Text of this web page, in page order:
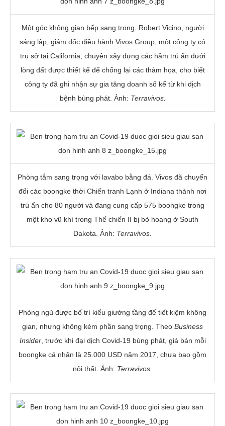
Một góc không gian bếp sang trọng. Robert Vicino, người
sáng lập, giám đốc điều hành Vivos Group, một công ty có
trụ sở tại California, chuyên xây dựng các hầm trú ẩn dưới
lòng đất được thiết kế để chống lại các thảm họa, cho biết
công ty đã ghi nhận sự gia tăng doanh số kể từ khi dịch
bệnh bùng phát. Ảnh: Terravivos.
Phòng tắm sang trọng với lavabo bằng đá. Vivos đã chuyển
đổi các boongke thời Chiến tranh Lạnh ở Indiana thành nơi
trú ẩn cho 80 người và đang cung cấp 575 boongke trong
một kho vũ khí trong Thế chiến II bị bỏ hoang ở South
Dakota. Ảnh: Terravivos.
Phòng ngủ được bố trí kiểu giường tầng để tiết kiệm không
gian, nhưng không kém phần sang trọng. Theo Business
Insider, trước khi đại dịch Covid-19 bùng phát, giá bán mỗi
boongke cá nhân là 25.000 USD năm 2017, chưa bao gồm
nội thất. Ảnh: Terravivos.